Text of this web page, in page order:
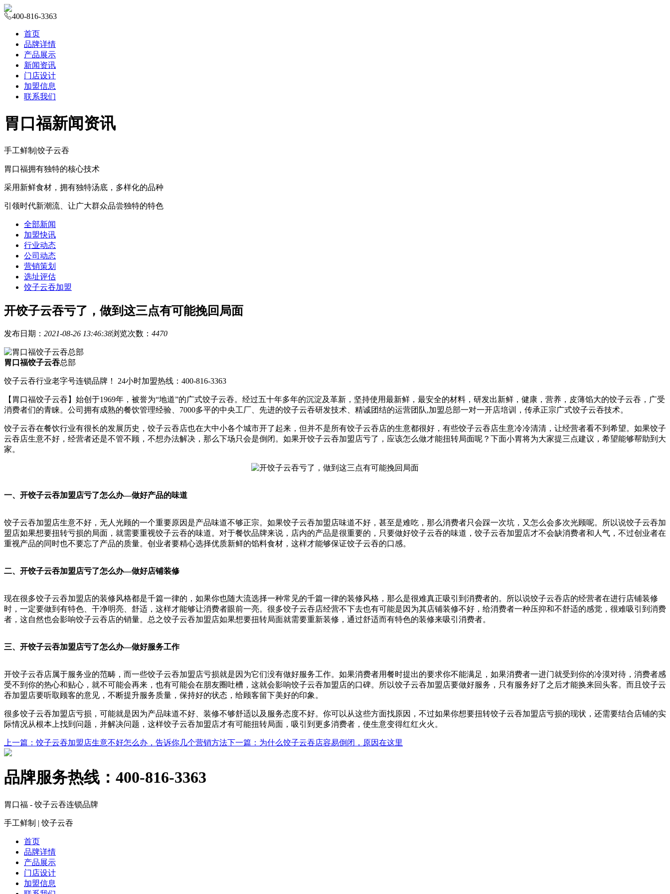
400-816-3363
首页
品牌详情
产品展示
新闻资讯
门店设计
加盟信息
联系我们
胃口福新闻资讯
手工鲜制 |饺子云吞
胃口福拥有独特的核心技术
采用新鲜食材，拥有独特汤底，多样化的品种
引领时代新潮流、让广大群众品尝独特的特色
全部新闻
加盟快讯
行业动态
公司动态
营销策划
选址评估
饺子云吞加盟
开饺子云吞亏了，做到这三点有可能挽回局面
发布日期： 2021-08-26 13:46:38浏览次数： 4470
胃口福饺子云吞总部
饺子云吞行业老字号连锁品牌！ 24小时加盟热线：400-816-3363
【胃口福饺子云吞】始创于1969年，被誉为“地道”的广式饺子云吞。经过五十年多年的沉淀及革新，坚持使用最新鲜，最安全的材料，研发出新鲜，健康，营养，皮薄馅大的饺子云吞，广受
消费者们的青睐。公司拥有成熟的餐饮管理经验、7000多平的中央工厂、先进的饺子云吞研发技术、精诚团结的运营团队,加盟总部一对一开店培训，传承正宗广式饺子云吞技术。
饺子云吞在餐饮行业有很长的发展历史，饺子云吞店也在大中小各个城市开了起来，但并不是所有饺子云吞店的生意都很好，有些饺子云吞店生意冷冷清清，让经营者看不到希望。如果饺子
云吞店生意不好，经营者还是不管不顾，不想办法解决，那么下场只会是倒闭。如果开饺子云吞加盟店亏了，应该怎么做才能扭转局面呢？下面小胃将为大家提三点建议，希望能够帮助到大
家。
一、开饺子云吞加盟店亏了怎么办—做好产品的味道
饺子云吞加盟店生意不好，无人光顾的一个重要原因是产品味道不够正宗。如果饺子云吞加盟店味道不好，甚至是难吃，那么消费者只会踩一次坑，又怎么会多次光顾呢。所以说饺子云吞加
盟店如果想要扭转亏损的局面，就需要重视饺子云吞的味道。对于餐饮品牌来说，店内的产品是很重要的，只要做好饺子云吞的味道，饺子云吞加盟店才不会缺消费者和人气，不过创业者在
重视产品的同时也不要忘了产品的质量。创业者要精心选择优质新鲜的馅料食材，这样才能够保证饺子云吞的口感。
二、开饺子云吞加盟店亏了怎么办—做好店铺装修
现在很多饺子云吞加盟店的装修风格都是千篇一律的，如果你也随大流选择一种常见的千篇一律的装修风格，那么是很难真正吸引到消费者的。所以说饺子云吞店的经营者在进行店铺装修
时，一定要做到有特色、干净明亮、舒适，这样才能够让消费者眼前一亮。很多饺子云吞店经营不下去也有可能是因为其店铺装修不好，给消费者一种压抑和不舒适的感觉，很难吸引到消费
者，这自然也会影响饺子云吞店的销量。总之饺子云吞加盟店如果想要扭转局面就需要重新装修，通过舒适而有特色的装修来吸引消费者。
三、开饺子云吞加盟店亏了怎么办—做好服务工作
开饺子云吞店属于服务业的范畴，而一些饺子云吞加盟店亏损就是因为它们没有做好服务工作。如果消费者用餐时提出的要求你不能满足，如果消费者一进门就受到你的冷漠对待，消费者感
受不到你的热心和贴心，就不可能会再来，也有可能会在朋友圈吐槽，这就会影响饺子云吞加盟店的口碑。所以饺子云吞加盟店要做好服务，只有服务好了之后才能换来回头客。而且饺子云
吞加盟店要听取顾客的意见，不断提升服务质量，保持好的状态，给顾客留下美好的印象。
很多饺子云吞加盟店亏损，可能就是因为产品味道不好、装修不够舒适以及服务态度不好。你可以从这些方面找原因，不过如果你想要扭转饺子云吞加盟店亏损的现状，还需要结合店铺的实
际情况从根本上找到问题，并解决问题，这样饺子云吞加盟店才有可能扭转局面，吸引到更多消费者，使生意变得红红火火。
上一篇 ：饺子云吞加盟店生意不好怎么办，告诉你几个营销方法下一篇 ：为什么饺子云吞店容易倒闭，原因在这里
品牌服务热线： 400-816-3363
胃口福 - 饺子云吞连锁品牌
手工鲜制 | 饺子云吞
首页
品牌详情
产品展示
门店设计
加盟信息